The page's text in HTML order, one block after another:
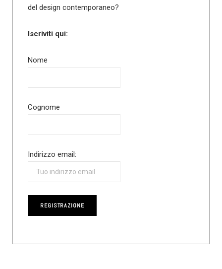
del design contemporaneo?
Iscriviti qui:
Nome
Cognome
Indirizzo email: